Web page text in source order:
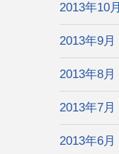
2013年10月
2013年9月
2013年8月
2013年7月
2013年6月